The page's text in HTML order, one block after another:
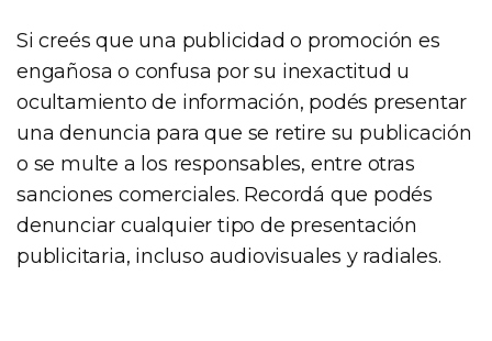
Si creés que una publicidad o promoción es
engañosa o confusa por su inexactitud u
ocultamiento de información, podés presentar
una denuncia para que se retire su publicación
o se multe a los responsables, entre otras
sanciones comerciales. Recordá que podés
denunciar cualquier tipo de presentación
publicitaria, incluso audiovisuales y radiales.